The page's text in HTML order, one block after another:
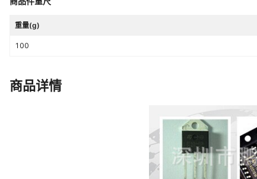
重量(g)
100
商品详情